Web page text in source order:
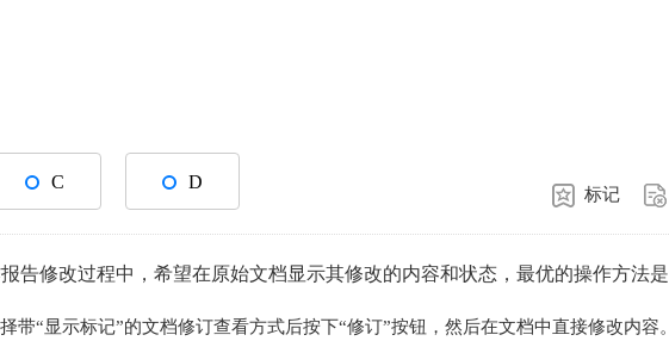
C D
标记
告修改过程中，希望在原始文档显示其修改的内容和状态，最优的操作方法
带“显示标记”的文档修订查看方式后按下“修订”按钮，然后在文档中直接修改内容